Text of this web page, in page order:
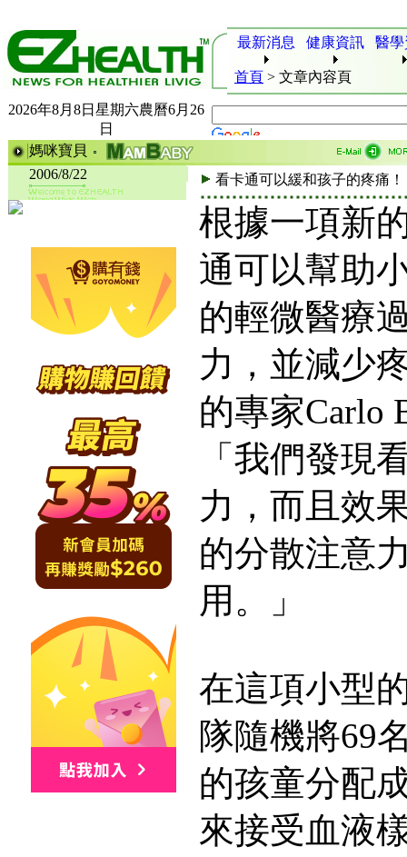
最新消息 健康資訊 醫
首頁 > 文章內容頁
2026年8月8日星期六農曆6月26
日
媽咪寶貝
2006/8/22
看卡通可以緩和孩子的疼痛！
根據一項新
通可以幫助
的輕微醫療
力，並減少
的專家Carlo
「我們發現
力，而且效
的分散注意
用。」
在這項小型
隊隨機將69
的孩童分配
來接受血液